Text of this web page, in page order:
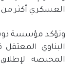
العسكري أكثر
وتؤكد مؤسسة
البناوي
المختصة